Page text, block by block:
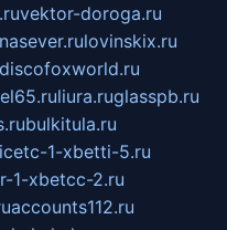
vektor-doroga.ru
lovinskix.ru
discofoxworld.ru
liura.ruglasspb.ru
bulkitula.ru
1-xbetti-5.ru
1-xbetcc-2.ru
accounts112.ru